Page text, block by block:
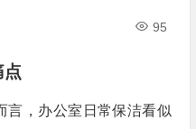
95
点
言，办公室日常保洁看似